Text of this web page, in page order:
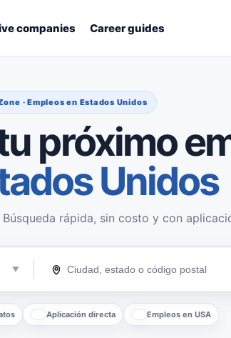
companies Career guides
· Empleos en Estados Unidos
próximo
Unidos
rápida, sin costo y con
Aplicación directa Empleos en USA